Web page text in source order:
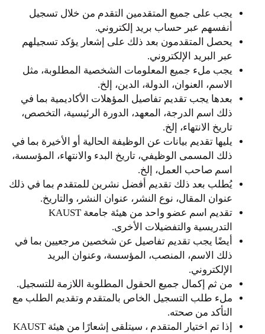
يجب على جميع المتقدمين التقدم من خلال تسجيل
أنفسهم عبر حساب بريد إلكتروني.
يحصل المتقدمون بعد ذلك على إشعار يؤكد تسجيلهم
عبر البريد الإلكتروني.
يجب ملء جميع المعلومات الشخصية المطلوبة، مثل
الاسم، العنوان، الدولة، الدين، إلخ.
بعدها يجب تقديم تفاصيل المؤهلات الأكاديمية بما في
ذلك اسم الدرجة، المعهد، الدورة الرئيسية، التخصص،
تاريخ الانتهاء، إلخ.
يليها تقديم بيانات عن الوظيفة الحالية أو الأخيرة بما في
ذلك المسمى الوظيفي، تاريخ البدء والانتهاء، المؤسسة،
اسم صاحب العمل، إلخ.
يُطلب بعد ذلك تقديم أفضل نشرين للمتقدم بما في ذلك
عنوان المقال، نوع النشر، عنوان النشر، والتاريخ.
تقديم اسم عضو واحد من هيئة جامعة KAUST
التدريسية والتفضيلات الأخرى.
أيضًا يجب تقديم تفاصيل عن شخصين مرجعيين بما في
ذلك الاسم، المنصب، المؤسسة، وعنوان البريد
الإلكتروني.
من ثم إكمال جميع الحقول المطلوبة اللازمة للتسجيل.
ملء طلب التسجيل الخاص بالمتقدم وتقديم الطلب مع
التأكد من صحته.
إذا تم اختيار المتقدم ، سيتلقى إشعارًا من هيئة KAUST